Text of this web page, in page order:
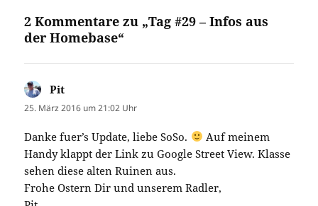
2 Kommentare zu „Tag #29 – Infos aus
der Homebase“
Pit
25. März 2016 um 21:02 Uhr
Danke fuer’s Update, liebe SoSo.
Auf meinem
Handy klappt der Link zu Google Street View. Klasse
sehen diese alten Ruinen aus.
Frohe Ostern Dir und unserem Radler,